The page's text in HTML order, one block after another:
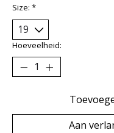
Size: *
Hoeveelheid:
Aan